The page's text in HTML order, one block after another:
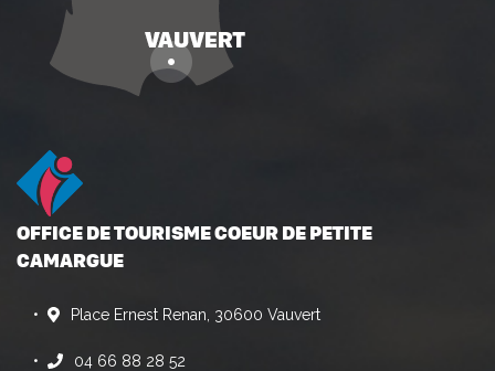
OFFICE DE TOURISME COEUR DE PETITE
CAMARGUE
Place Ernest Renan, 30600 Vauvert
04 66 88 28 52